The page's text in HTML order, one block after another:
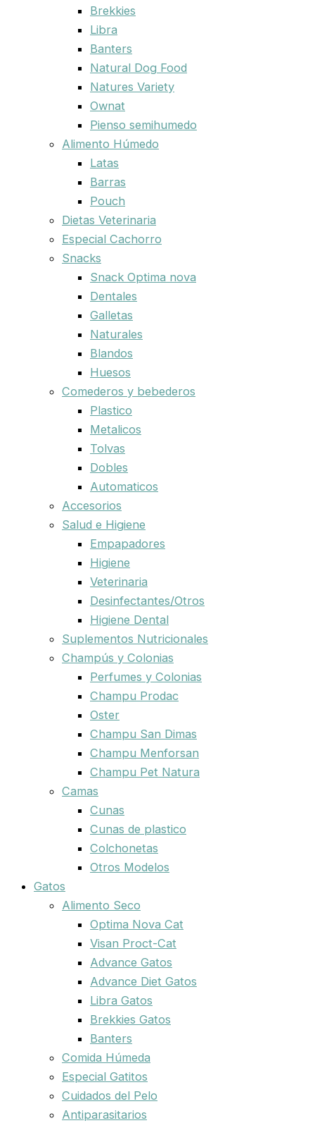
Brekkies
Libra
Banters
Natural Dog Food
Natures Variety
Ownat
Pienso semihumedo
Alimento Húmedo
Latas
Barras
Pouch
Dietas Veterinaria
Especial Cachorro
Snacks
Snack Optima nova
Dentales
Galletas
Naturales
Blandos
Huesos
Comederos y bebederos
Plastico
Metalicos
Tolvas
Dobles
Automaticos
Accesorios
Salud e Higiene
Empapadores
Higiene
Veterinaria
Desinfectantes/Otros
Higiene Dental
Suplementos Nutricionales
Champús y Colonias
Perfumes y Colonias
Champu Prodac
Oster
Champu San Dimas
Champu Menforsan
Champu Pet Natura
Camas
Cunas
Cunas de plastico
Colchonetas
Otros Modelos
Gatos
Alimento Seco
Optima Nova Cat
Visan Proct-Cat
Advance Gatos
Advance Diet Gatos
Libra Gatos
Brekkies Gatos
Banters
Comida Húmeda
Especial Gatitos
Cuidados del Pelo
Antiparasitarios